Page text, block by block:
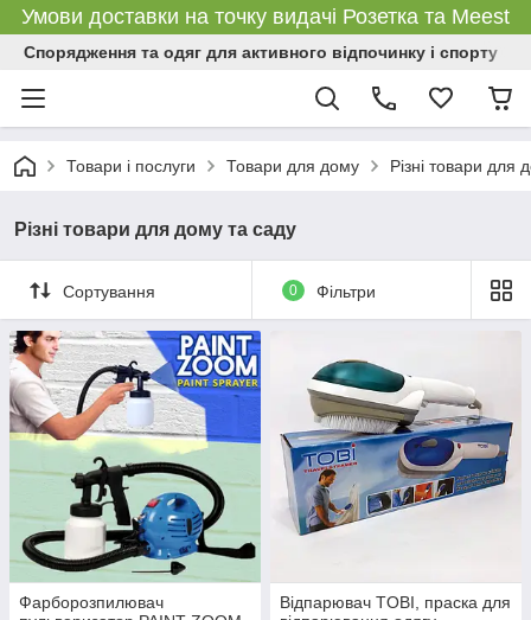
Умови доставки на точку видачі Розетка та Meest
Спорядження та одяг для активного відпочинку і спорту
Товари і послуги Товари для дому Різні товари для
Різні товари для дому та саду
Сортування 0 Фільтри
Фарборозпилювач
Відпарювач TOBI, праска для